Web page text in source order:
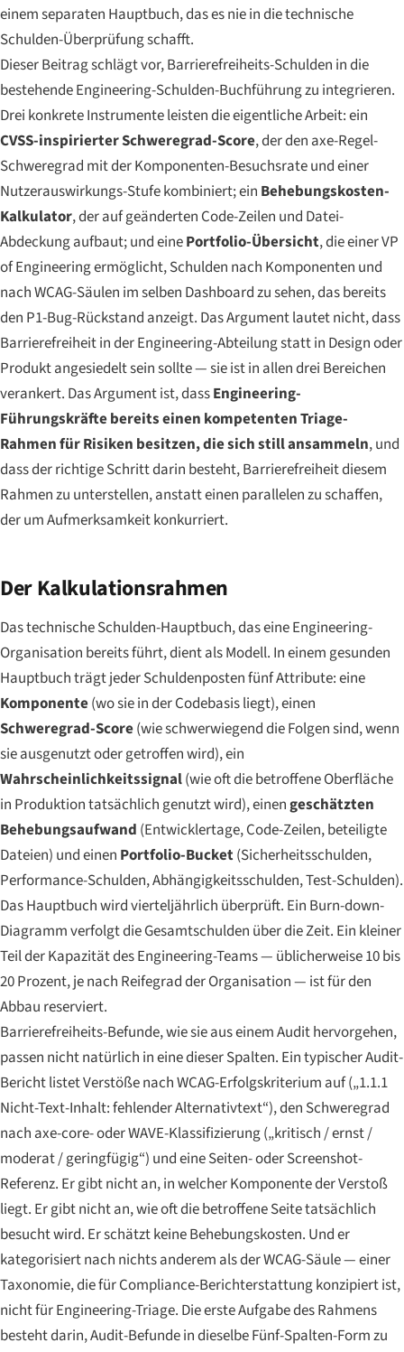
einem separaten Hauptbuch, das es nie in die technische
Schulden-Überprüfung schafft.
Dieser Beitrag schlägt vor, Barrierefreiheits-Schulden in die
bestehende Engineering-Schulden-Buchführung zu integrieren.
Drei konkrete Instrumente leisten die eigentliche Arbeit: ein
CVSS-inspirierter Schweregrad-Score, der den axe-Regel-
Schweregrad mit der Komponenten-Besuchsrate und einer
Nutzerauswirkungs-Stufe kombiniert; ein Behebungskosten-
Kalkulator, der auf geänderten Code-Zeilen und Datei-
Abdeckung aufbaut; und einePortfolio-Übersicht, die einer VP
of Engineering ermöglicht, Schulden nach Komponenten und
nach WCAG-Säulen im selben Dashboard zu sehen, das bereits
den P1-Bug-Rückstand anzeigt. Das Argument lautet nicht, dass
Barrierefreiheit in der Engineering-Abteilung statt in Design oder
Produkt angesiedelt sein sollte — sie ist in allen drei Bereichen
verankert. Das Argument ist, dassEngineering-
Führungskräfte bereits einen kompetenten Triage-
Rahmen für Risiken besitzen, die sich still ansammeln, und
dass der richtige Schritt darin besteht, Barrierefreiheit diesem
Rahmen zu unterstellen, anstatt einen parallelen zu schaffen,
der um Aufmerksamkeit konkurriert.
Der Kalkulationsrahmen
Das technische Schulden-Hauptbuch, das eine Engineering-
Organisation bereits führt, dient als Modell. In einem gesunden
Hauptbuch trägt jeder Schuldenposten fünf Attribute: eine
Komponente(wo sie in der Codebasis liegt), einen
Schweregrad-Score(wie schwerwiegend die Folgen sind, wenn
sie ausgenutzt oder getroffen wird), ein
Wahrscheinlichkeitssignal(wie oft die betroffene Oberfläche
in Produktion tatsächlich genutzt wird), einengeschätzten
Behebungsaufwand (Entwicklertage, Code-Zeilen, beteiligte
Dateien) und einen Portfolio-Bucket(Sicherheitsschulden,
Performance-Schulden, Abhängigkeitsschulden, Test-Schulden).
Das Hauptbuch wird vierteljährlich überprüft. Ein Burn-down-
Diagramm verfolgt die Gesamtschulden über die Zeit. Ein kleiner
Teil der Kapazität des Engineering-Teams — üblicherweise 10 bis
20 Prozent, je nach Reifegrad der Organisation — ist für den
Abbau reserviert.
Barrierefreiheits-Befunde, wie sie aus einem Audit hervorgehen,
passen nicht natürlich in eine dieser Spalten. Ein typischer Audit-
Bericht listet Verstöße nach WCAG-Erfolgskriterium auf („1.1.1
Nicht-Text-Inhalt: fehlender Alternativtext“), den Schweregrad
nach axe-core- oder WAVE-Klassifizierung („kritisch / ernst /
moderat / geringfügig“) und eine Seiten- oder Screenshot-
Referenz. Er gibt nicht an, in welcher Komponente der Verstoß
liegt. Er gibt nicht an, wie oft die betroffene Seite tatsächlich
besucht wird. Er schätzt keine Behebungskosten. Und er
kategorisiert nach nichts anderem als der WCAG-Säule — einer
Taxonomie, die für Compliance-Berichterstattung konzipiert ist,
nicht für Engineering-Triage. Die erste Aufgabe des Rahmens
besteht darin, Audit-Befunde in dieselbe Fünf-Spalten-Form zu